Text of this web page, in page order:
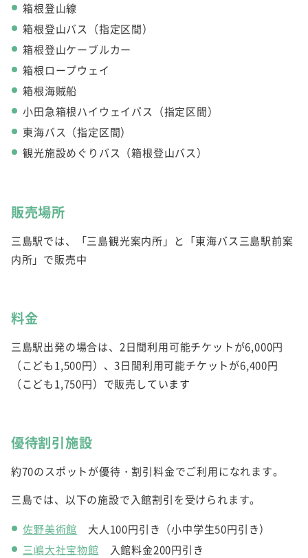
箱根登山線
箱根登山バス（指定区間）
箱根登山ケーブルカー
箱根ロープウェイ
箱根海賊船
小田急箱根ハイウェイバス（指定区間）
東海バス（指定区間）
観光施設めぐりバス（箱根登山バス）
販売場所
三島駅では、「三島観光案内所」と「東海バス三島駅前案
内所」で販売中
料金
三島駅出発の場合は、2日間利用可能チケットが6,000円
（こども1,500円）、3日間利用可能チケットが6,400円
（こども1,750円）で販売しています
優待割引施設
約70のスポットが優待・割引料金でご利用になれます。
三島では、以下の施設で入館割引を受けられます。
佐野美術館 大人100円引き（小中学生50円引き）
三嶋大社宝物館 入館料金200円引き